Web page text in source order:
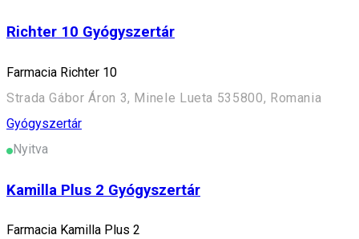
Richter 10 Gyógyszertár
Farmacia Richter 10
Strada Gábor Áron 3, Minele Lueta 535800, Romania
Gyógyszertár
Nyitva
Kamilla Plus 2 Gyógyszertár
Farmacia Kamilla Plus 2